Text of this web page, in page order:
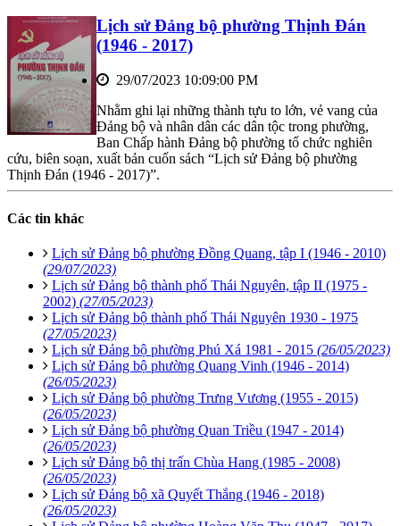
Lịch sử Đảng bộ phường Thịnh Đán
(1946 - 2017)
29/07/2023 10:09:00 PM
Nhằm ghi lại những thành tựu to lớn, vẻ vang của
Đảng bộ và nhân dân các dân tộc trong phường,
Ban Chấp hành Đảng bộ phường tổ chức nghiên
cứu, biên soạn, xuất bản cuốn sách “Lịch sử Đảng bộ phường
Thịnh Đán (1946 - 2017)”.
Các tin khác
Lịch sử Đảng bộ phường Đồng Quang, tập I (1946 - 2010)
(29/07/2023)
Lịch sử Đảng bộ thành phố Thái Nguyên, tập II (1975 -
2002) (27/05/2023)
Lịch sử Đảng bộ thành phố Thái Nguyên 1930 - 1975
(27/05/2023)
Lịch sử Đảng bộ phường Phú Xá 1981 - 2015 (26/05/2023)
Lịch sử Đảng bộ phường Quang Vinh (1946 - 2014)
(26/05/2023)
Lịch sử Đảng bộ phường Trưng Vương (1955 - 2015)
(26/05/2023)
Lịch sử Đảng bộ phường Quan Triều (1947 - 2014)
(26/05/2023)
Lịch sử Đảng bộ thị trấn Chùa Hang (1985 - 2008)
(26/05/2023)
Lịch sử Đảng bộ xã Quyết Thắng (1946 - 2018)
(26/05/2023)